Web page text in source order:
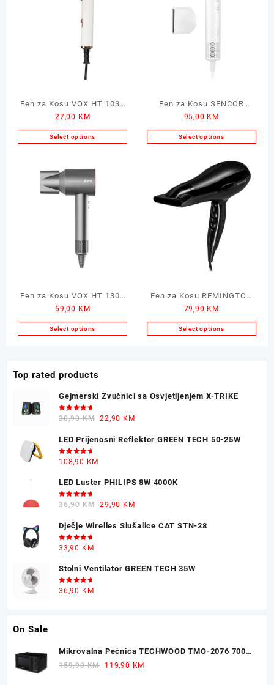
Fen za Kosu VOX HT 1039
1200W
27,00 KM
Select options
Fen za Kosu SENCOR
8500RS 1500W
95,00 KM
Select options
Fen za Kosu VOX HT 1300
1800W
69,00 KM
Select options
Fen za Kosu REMINGTON
Pro Air 2200W
79,90 KM
Select options
Top rated products
Gejmerski Zvučnici sa Osvjetljenjem X-TRIKE
Ocjenjeno
5.00 od 5
30,90KM Original
was:
22,90 KMCurrent
is:
LED Prijenosni Reflektor GREEN TECH 50-25W
Ocjenjeno
5.00od 5
108,90 KM
LED Luster PHILIPS 8W 4000K
Ocjenjeno
5.00 od 5
36,90KM Original
was:
29,90 KMCurrent
is:
Dječje Wirelles Slušalice CAT STN-28
Ocjenjeno
5.00 od 5
33,90 KM
Stolni Ventilator GREEN TECH 35W
Ocjenjeno
5.00 od 5
36,90 KM
On Sale
Mikrovalna Pećnica TECHWOOD TMO-2076 700W
20L
159,90KM
Original
119,90 KM